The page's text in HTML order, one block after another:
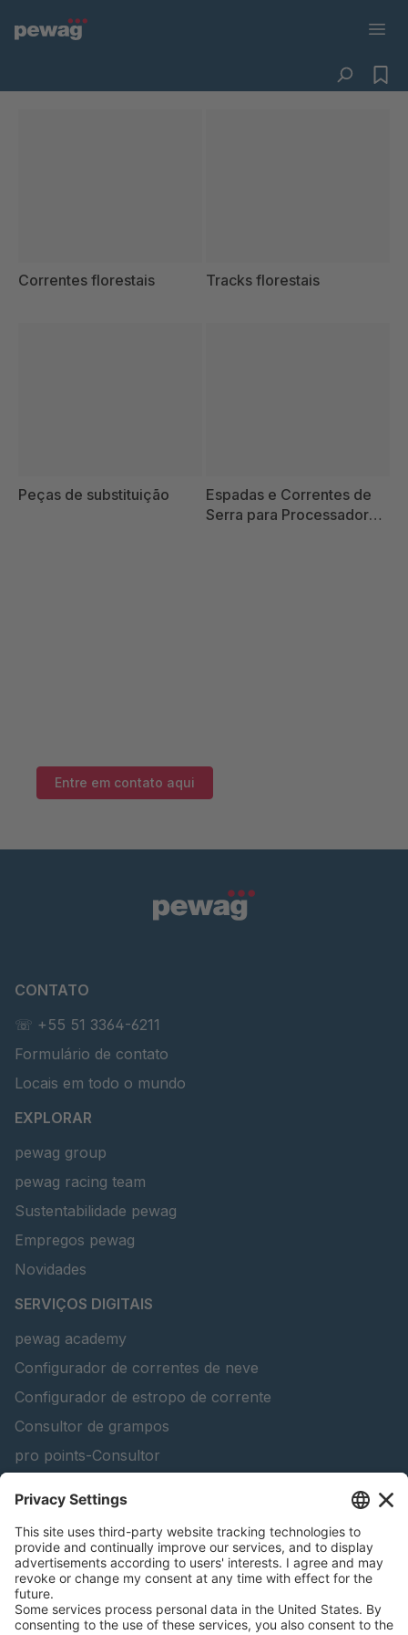
Correntes florestais Tracks florestais
Peças de substituição
Espadas e Correntes de
Serra para Processadoras
Entre em contato aqui
CONTATO
☏ +55 51 3364-6211
Formulário de contato
Locais em todo o mundo
EXPLORAR
pewag group
pewag racing team
Sustentabilidade pewag
Empregos pewag
Novidades
SERVIÇOS DIGITAIS
pewag academy
Configurador de correntes de neve
Configurador de estropo de corrente
Consultor de grampos
pro points-Consultor
Lifting Beam Configurator
Encontra produtos florestais
Catálogos
INFORMAÇÃO LEGAL